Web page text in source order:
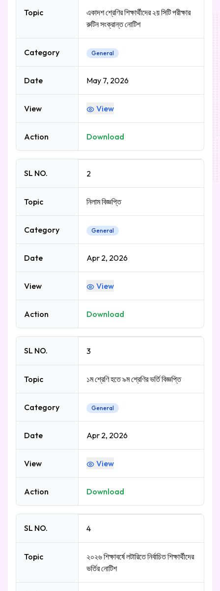
Topic
একাদশ শ্রেণির শিক্ষার্থীদের ২য় সিটি পরীক্ষার
রুটিন সংক্রান্ত নোটিশ
Category General
Date May 7, 2026
View View
Action Download
SL NO. 2
Topic নিলাম বিজ্ঞপ্তি
Category General
Date Apr 2, 2026
View View
Action Download
SL NO. 3
Topic ১ম শ্রেণি হতে ৯ম শ্রেণির ভর্তি বিজ্ঞপ্তি
Category General
Date Apr 2, 2026
View View
Action Download
SL NO. 4
Topic
২০২৬ শিক্ষাবর্ষে লটারিতে নির্বাচিত শিক্ষার্থীদের
ভর্তির নোটিশ